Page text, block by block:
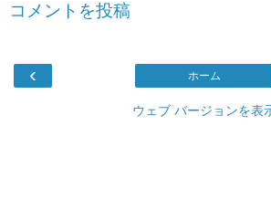
コメントを投稿
‹ ホーム
ウェブ バージョンを表